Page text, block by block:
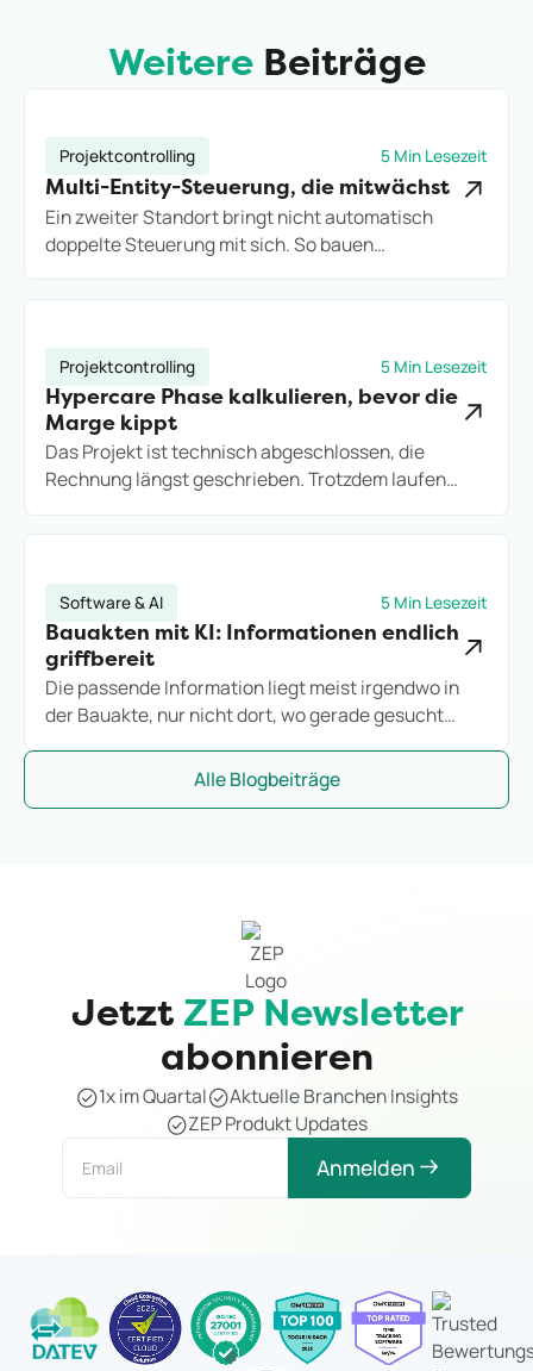
WeitereBeiträge
Projektcontrolling 5 Min Lesezeit
Multi-Entity-Steuerung, die mitwächst
Ein zweiter Standort bringt nicht automatisch
doppelte Steuerung mit sich. So bauen
die Wachstum trägt, statt es an Excel-Grenzen
Projektcontrolling 5 Min Lesezeit
Hypercare Phase kalkulieren, bevor die
Marge kippt
Das Projekt ist technisch abgeschlossen, die
Rechnung längst geschrieben. Trotzdem laufen
Hypercare-Phase, bevor sie zum stillen
Software & AI 5 Min Lesezeit
Bauakten mit KI: Informationen endlich
griffbereit
Die passende Information liegt meist irgendwo in
der Bauakte, nur nicht dort, wo gerade gesucht
Rechnungen, Verträge und E-Mails im Projektalltag
schneller auffindbar macht.
Alle Blogbeiträge
Jetzt ZEP Newsletter
abonnieren
1x im Quartal
Aktuelle Branchen Insights
ZEP Produkt Updates
Anmelden